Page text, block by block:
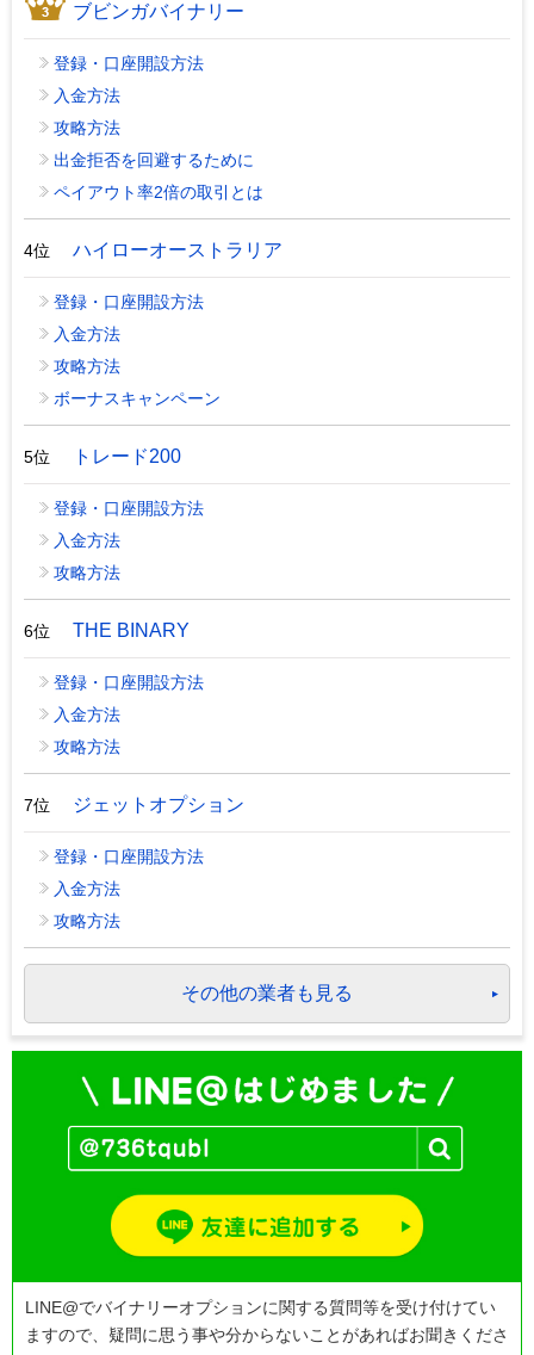
ブビンガバイナリー
登録・口座開設方法
入金方法
攻略方法
出金拒否を回避するために
ペイアウト率2倍の取引とは
4位 ハイローオーストラリア
登録・口座開設方法
入金方法
攻略方法
ボーナスキャンペーン
5位 トレード200
登録・口座開設方法
入金方法
攻略方法
6位 THE BINARY
登録・口座開設方法
入金方法
攻略方法
7位 ジェットオプション
登録・口座開設方法
入金方法
攻略方法
その他の業者も見る
LINE@でバイナリーオプションに関する質問等を受け付けてい
ますので、疑問に思う事や分からないことがあればお聞きくださ